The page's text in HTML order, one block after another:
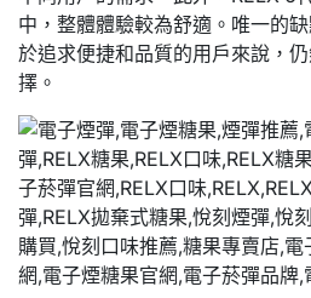
中，整體體驗較為舒適。唯一的
於追求便捷和品質的用戶來說，
擇。